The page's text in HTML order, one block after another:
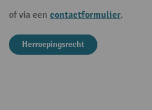
of via een contactformulier.
Herroepingsrecht